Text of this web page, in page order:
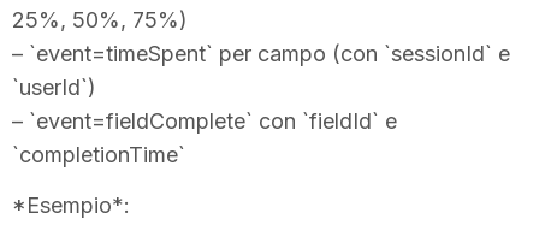
25%, 50%, 75%)
– `event=timeSpent` per campo (con `sessionId` e
`userId`)
– `event=fieldComplete` con `fieldId` e
`completionTime`
*Esempio*: